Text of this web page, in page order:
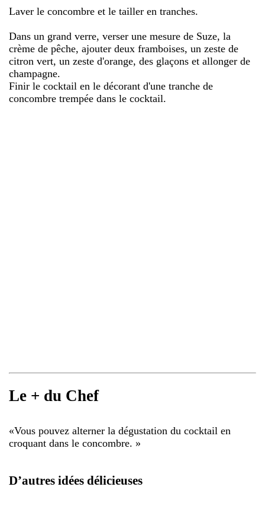
Laver le concombre et le tailler en tranches.
Dans un grand verre, verser une mesure de Suze, la
crème de pêche, ajouter deux framboises, un zeste de
citron vert, un zeste d'orange, des glaçons et allonger de
champagne.
Finir le cocktail en le décorant d'une tranche de
concombre trempée dans le cocktail.
Le + du Chef
«Vous pouvez alterner la dégustation du cocktail en
croquant dans le concombre. »
D’autres idées délicieuses